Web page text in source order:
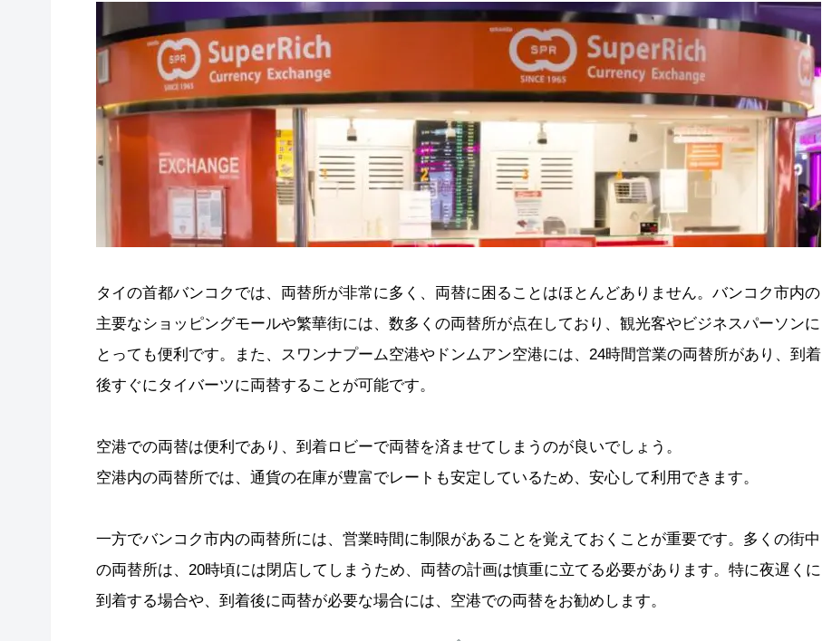
タイの首都バンコクでは、両替所が非常に多く、両替に困ることはほとんどありません。バンコク市内の
主要なショッピングモールや繁華街には、数多くの両替所が点在しており、観光客やビジネスパーソンに
とっても便利です。また、スワンナプーム空港やドンムアン空港には、24時間営業の両替所があり、到着
後すぐにタイバーツに両替することが可能です。
空港での両替は便利であり、到着ロビーで両替を済ませてしまうのが良いでしょう。
空港内の両替所では、通貨の在庫が豊富でレートも安定しているため、安心して利用できます。
一方でバンコク市内の両替所には、営業時間に制限があることを覚えておくことが重要です。多くの街中
の両替所は、20時頃には閉店してしまうため、両替の計画は慎重に立てる必要があります。特に夜遅くに
到着する場合や、到着後に両替が必要な場合には、空港での両替をお勧めします。